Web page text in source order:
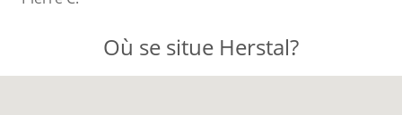
Où se situe Herstal?